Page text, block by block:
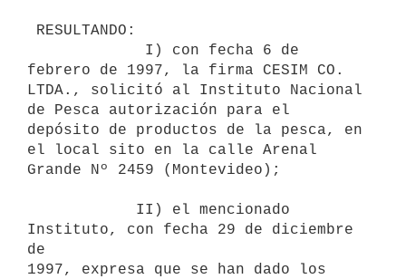
febrero de 1997, la firma CESIM CO.
LTDA., solicitó al Instituto Nacional
de Pesca autorización para el
depósito de productos de la pesca, en
el local sito en la calle Arenal
Grande Nº 2459 (Montevideo);
Instituto, con fecha 29 de diciembre
de
1997, expresa que se han dado los